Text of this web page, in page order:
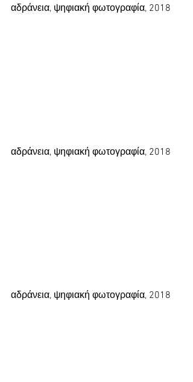
αδράνεια, ψηφιακή φωτογραφία, 2018
αδράνεια, ψηφιακή φωτογραφία, 2018
αδράνεια, ψηφιακή φωτογραφία, 2018